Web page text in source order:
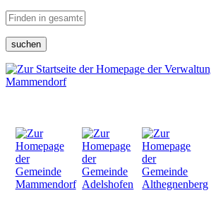
suchen